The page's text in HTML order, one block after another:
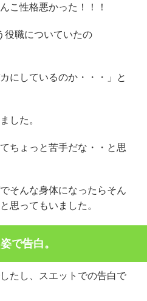
こ性格悪かった！！！
役職についていたの
にしているのか・・・」と
した。
ちょっと苦手だな・・と思
そんな身体になったらそん
思ってもいました。
で告白。
たし、スエットでの告白で